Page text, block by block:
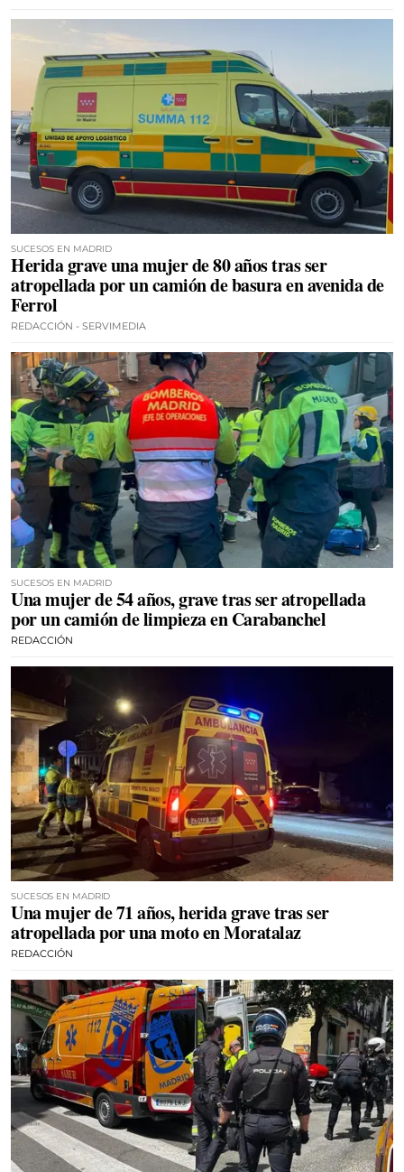
SUCESOS EN MADRID
Herida grave una mujer de 80 años tras ser
atropellada por un camión de basura en avenida de
Ferrol
REDACCIÓN - SERVIMEDIA
SUCESOS EN MADRID
Una mujer de 54 años, grave tras ser atropellada
por un camión de limpieza en Carabanchel
REDACCIÓN
SUCESOS EN MADRID
Una mujer de 71 años, herida grave tras ser
atropellada por una moto en Moratalaz
REDACCIÓN